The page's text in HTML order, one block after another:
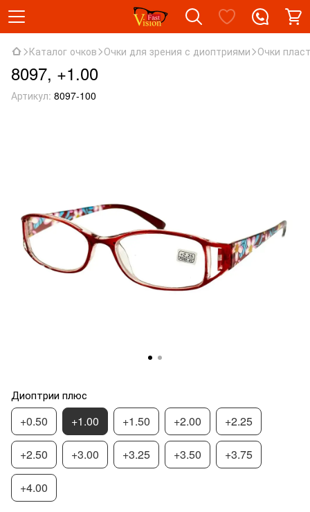
Каталог очков Очки для зрения с диоптриями Очки
8097, +1.00
Артикул: 8097-100
Диоптрии плюс
+0.50 +1.00 +1.50 +2.00 +2.25
+2.50 +3.00 +3.25 +3.50 +3.75
+4.00